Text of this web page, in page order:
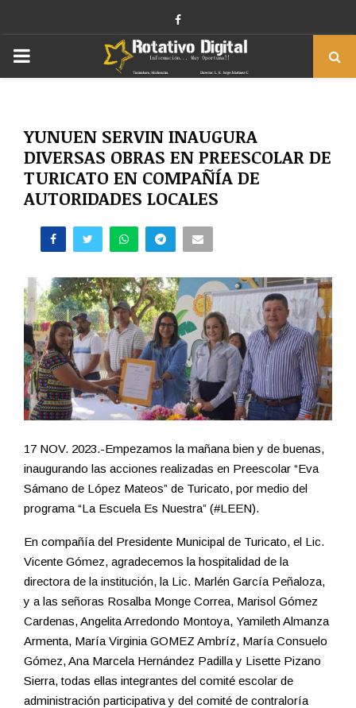
Facebook
PRIMARY
YUNUEN SERVIN INAUGURA
DIVERSAS OBRAS EN PREESCOLAR DE
TURICATO EN COMPAÑÍA DE
AUTORIDADES LOCALES
17 NOV. 2023.-Empezamos la mañana bien y de buenas,
inaugurando las acciones realizadas en Preescolar “Eva
Sámano de López Mateos” de Turicato, por medio del
programa “La Escuela Es Nuestra” (#LEEN).
En compañía del Presidente Municipal de Turicato, el Lic.
Vicente Gómez, agradecemos la hospitalidad de la
directora de la institución, la Lic. Marlén García Peñaloza,
y a las señoras Rosalba Monge Correa, Marisol Gómez
Cardenas, Angelita Arredondo Montoya, Yamileth Almanza
Armenta, María Virginia GOMEZ Ambríz, María Consuelo
Gómez, Ana Marcela Hernández Padilla y Lisette Pizano
Sierra, todas ellas integrantes del comité escolar de
administración participativa y del comité de contraloría